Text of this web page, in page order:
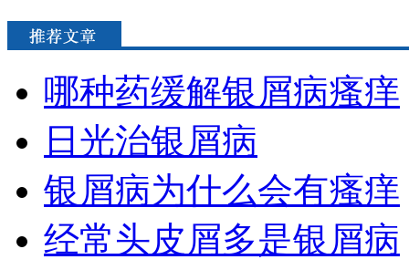
哪种药缓解银屑病瘙痒
日光治银屑病
银屑病为什么会有瘙痒
经常头皮屑多是银屑病